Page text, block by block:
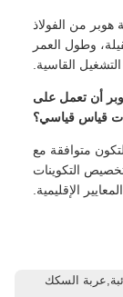
هوبر من الفولاذ
وطول العمر
القاسية.
أن تعمل على
قياس قياسي؟
متوافقة مع
التكوينات
الإقليمية.
السائبة,عربة السكك